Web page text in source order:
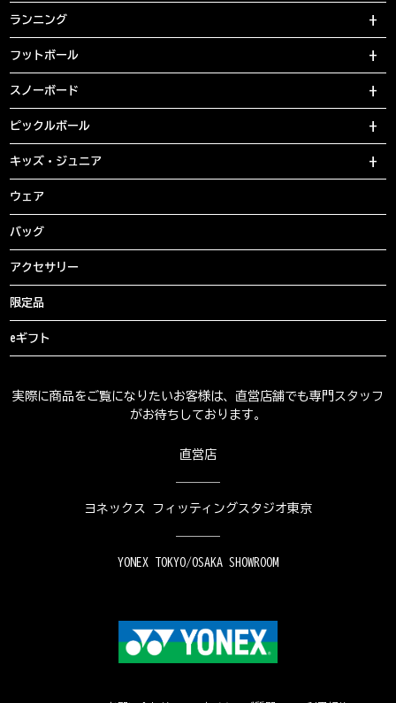
ランニング
フットボール
スノーボード
ピックルボール
キッズ・ジュニア
ウェア
バッグ
アクセサリー
限定品
eギフト
実際に商品をご覧になりたいお客様は、直営店舗でも専門スタッフ
がお待ちしております。
直営店
ヨネックス フィッティングスタジオ東京
YONEX TOKYO/OSAKA SHOWROOM